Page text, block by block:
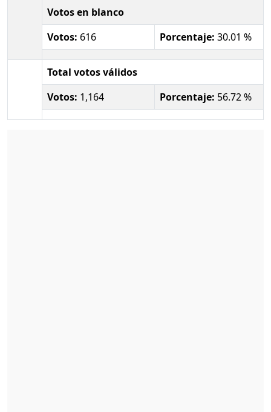
Votos en blanco
Votos: 616 Porcentaje: 30.01 %
Total votos válidos
Votos: 1,164 Porcentaje: 56.72 %